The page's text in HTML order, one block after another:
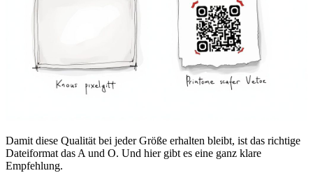
Damit diese Qualität bei jeder Größe erhalten bleibt, ist das richtige
Dateiformat das A und O. Und hier gibt es eine ganz klare
Empfehlung.